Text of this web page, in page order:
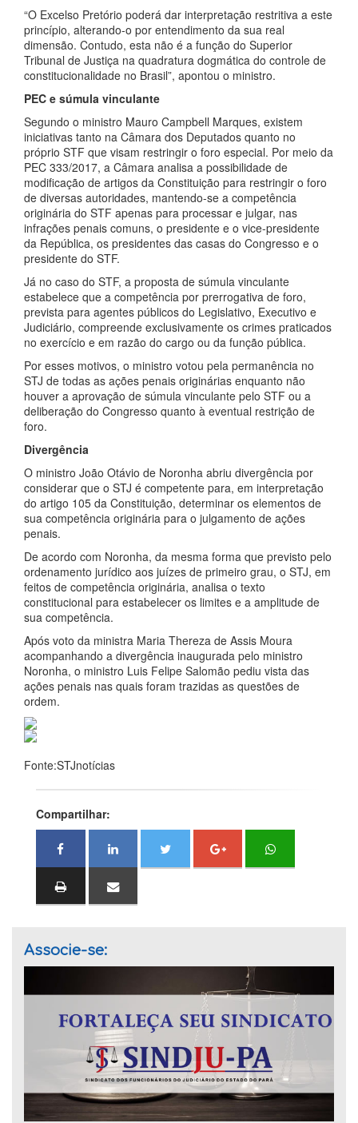
“O Excelso Pretório poderá dar interpretação restritiva a este
princípio, alterando-o por entendimento da sua real
dimensão. Contudo, esta não é a função do Superior
Tribunal de Justiça na quadratura dogmática do controle de
constitucionalidade no Brasil”, apontou o ministro.
PEC e súmula vinculante
Segundo o ministro Mauro Campbell Marques, existem
iniciativas tanto na Câmara dos Deputados quanto no
próprio STF que visam restringir o foro especial. Por meio da
PEC 333/2017, a Câmara analisa a possibilidade de
modificação de artigos da Constituição para restringir o foro
de diversas autoridades, mantendo-se a competência
originária do STF apenas para processar e julgar, nas
infrações penais comuns, o presidente e o vice-presidente
da República, os presidentes das casas do Congresso e o
presidente do STF.
Já no caso do STF, a proposta de súmula vinculante
estabelece que a competência por prerrogativa de foro,
prevista para agentes públicos do Legislativo, Executivo e
Judiciário, compreende exclusivamente os crimes praticados
no exercício e em razão do cargo ou da função pública.
Por esses motivos, o ministro votou pela permanência no
STJ de todas as ações penais originárias enquanto não
houver a aprovação de súmula vinculante pelo STF ou a
deliberação do Congresso quanto à eventual restrição de
foro.
Divergência
O ministro João Otávio de Noronha abriu divergência por
considerar que o STJ é competente para, em interpretação
do artigo 105 da Constituição, determinar os elementos de
sua competência originária para o julgamento de ações
penais.
De acordo com Noronha, da mesma forma que previsto pelo
ordenamento jurídico aos juízes de primeiro grau, o STJ, em
feitos de competência originária, analisa o texto
constitucional para estabelecer os limites e a amplitude de
sua competência.
Após voto da ministra Maria Thereza de Assis Moura
acompanhando a divergência inaugurada pelo ministro
Noronha, o ministro Luis Felipe Salomão pediu vista das
ações penais nas quais foram trazidas as questões de
ordem.
Fonte:STJnotícias
Compartilhar:
Associe-se: